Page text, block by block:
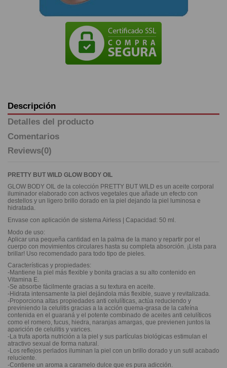
Descripción
Detalles del producto
Comentarios
Reviews(0)
PRETTY BUT WILD GLOW BODY OIL
GLOW BODY OIL de la colección PRETTY BUT WILD es un aceite corporal
iluminador elaborado con activos vegetales que añade un efecto con
destellos y un ligero brillo dorado en la piel dejando la piel luminosa e
hidratada.
Envase con aplicación de sistema Airless | Capacidad: 50 ml.
Modo de uso:
Aplicar una pequeña cantidad en la palma de la mano y repartir por el
cuerpo con movimientos circulares hasta su completa absorción. ¡Lista para
brillar! Uso recomendado para todo tipo de pieles.
Características y propiedades:
-Mantiene la piel más flexible y bonita gracias a su alto contenido en
Vitamina E.
-Se absorbe fácilmente gracias a su textura en aceite.
-Hidrata intensamente la piel dejándola más flexible, suave y revitalizada.
-Proporciona altas propiedades anti celulíticas, actúa reduciendo y
previniendo la celulitis gracias a la acción quema-grasa de la cafeína
contenida en el guaraná y el potente combinado de aceites anti celulíticos
como el romero, fucus, hiedra, naranjas amargas, que previenen juntos la
aparición de celulitis y varices.
-La trufa aporta nutrición a la piel y sus partículas biológicas estimulan el
atractivo sexual de forma natural.
-Los reflejos perlados iluminan la piel con un brillo dorado y un sutil acabado
reluciente.
-Contiene un aroma a caramelo dulce que es pura adicción.